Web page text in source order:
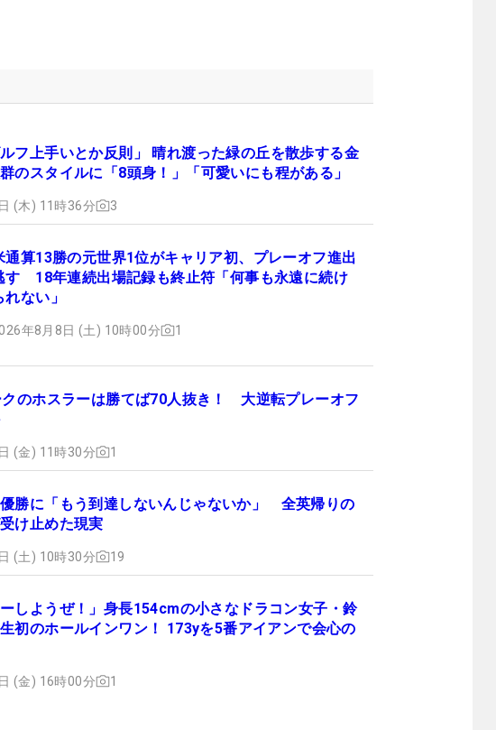
フ上手いとか反則」 晴れ渡った緑の丘を散歩する金
のスタイルに「8頭身！」「可愛いにも程がある」
(木) 11時36分 3
通算13勝の元世界1位がキャリア初、プレーオフ進出
す 18年連続出場記録も終止符「何事も永遠に続け
れない」
年8月8日 (土) 10時00分 1
のホスラーは勝てば70人抜き！ 大逆転プレーオフ
(金) 11時30分 1
勝に「もう到達しないんじゃないか」 全英帰りの
け止めた現実
(土) 10時30分 19
しようぜ！」身長154cmの小さなドラコン女子・鈴
初のホールインワン！ 173yを5番アイアンで会心の
(金) 16時00分 1